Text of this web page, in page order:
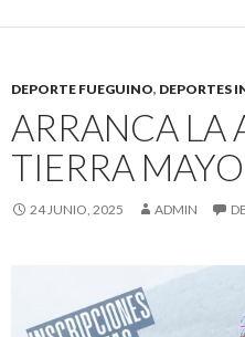
DEPORTE FUEGUINO, DEPORTES
ARRANCA LA
TIERRA
24 JUNIO, 2025 ADMIN